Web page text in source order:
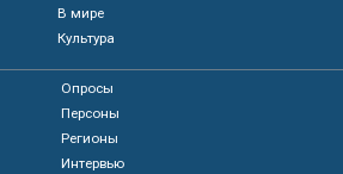
В мире
Культура
Опросы
Персоны
Регионы
Интервью